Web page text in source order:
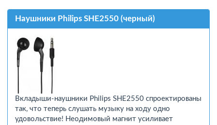
Наушники Philips SHE2550 (черный)
Вкладыши-наушники Philips SHE2550 спроектированы
так, что теперь слушать музыку на ходу одно
удовольствие! Неодимовый магнит усиливает